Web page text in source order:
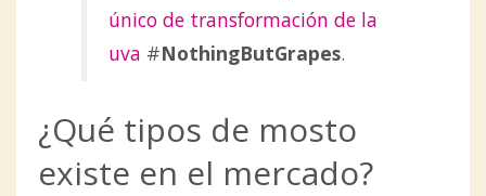
único de transformación de la
uva #NothingButGrapes.
¿Qué tipos de mosto
existe en el mercado?